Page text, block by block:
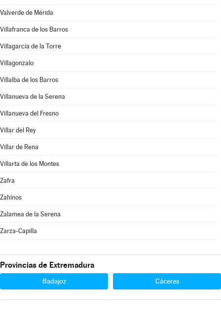
Valverde de Mérida
Villafranca de los Barros
Villagarcía de la Torre
Villagonzalo
Villalba de los Barros
Villanueva de la Serena
Villanueva del Fresno
Villar del Rey
Villar de Rena
Villarta de los Montes
Zafra
Zahínos
Zalamea de la Serena
Zarza-Capilla
Provincias de Extremadura
Badajoz Cáceres